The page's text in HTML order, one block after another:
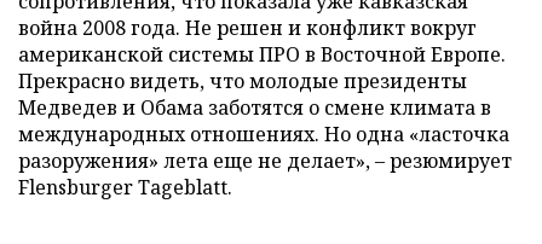
война 2008 года. Не решен и конфликт вокруг
американской системы ПРО в Восточной Европе.
Прекрасно видеть, что молодые президенты
Медведев и Обама заботятся о смене климата в
международных отношениях. Но одна «ласточка
разоружения» лета еще не делает», – резюмирует
Flensburger Tageblatt.